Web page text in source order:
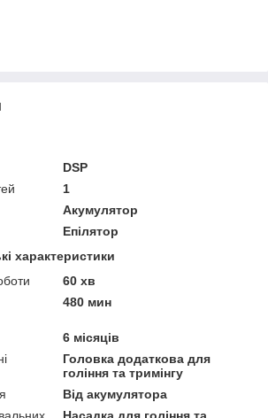
DSP
1
Акумулятор
Епілятор
характеристики
60 хв
480 мин
6 місяців
Головка додаткова для
гоління та тримінгу
Від акумулятора
Насадка для гоління та